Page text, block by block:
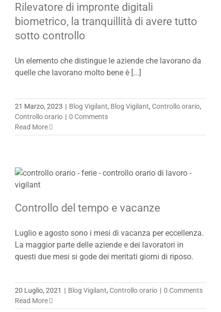
Rilevatore di impronte digitali
biometrico, la tranquillità di avere tutto
sotto controllo
Un elemento che distingue le aziende che lavorano da
quelle che lavorano molto bene è [...]
21 Marzo, 2023 | Blog Vigilant, Blog Vigilant, Controllo orario,
Controllo orario | 0 Comments
Read More
Controllo del tempo e vacanze
Luglio e agosto sono i mesi di vacanza per eccellenza.
La maggior parte delle aziende e dei lavoratori in
questi due mesi si gode dei meritati giorni di riposo.
20 Luglio, 2021 | Blog Vigilant, Controllo orario | 0 Comments
Read More